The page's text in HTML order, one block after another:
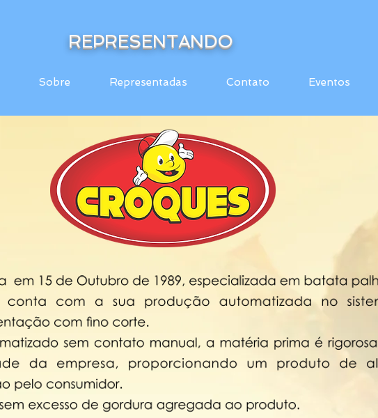
REPRESENTANDO
Sobre Representadas Contato Eventos